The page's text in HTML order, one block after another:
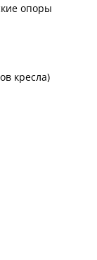
опоры
кресла)